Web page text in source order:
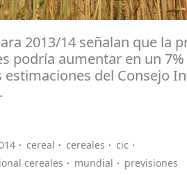
2013/14 señalan que la
podría aumentar en un
estimaciones del Consejo
cereal cereales
cic
cereales
mundial previsiones